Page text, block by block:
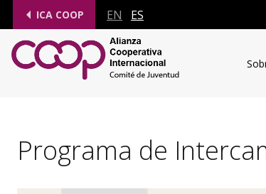
ICA COOP EN ES
Programa de